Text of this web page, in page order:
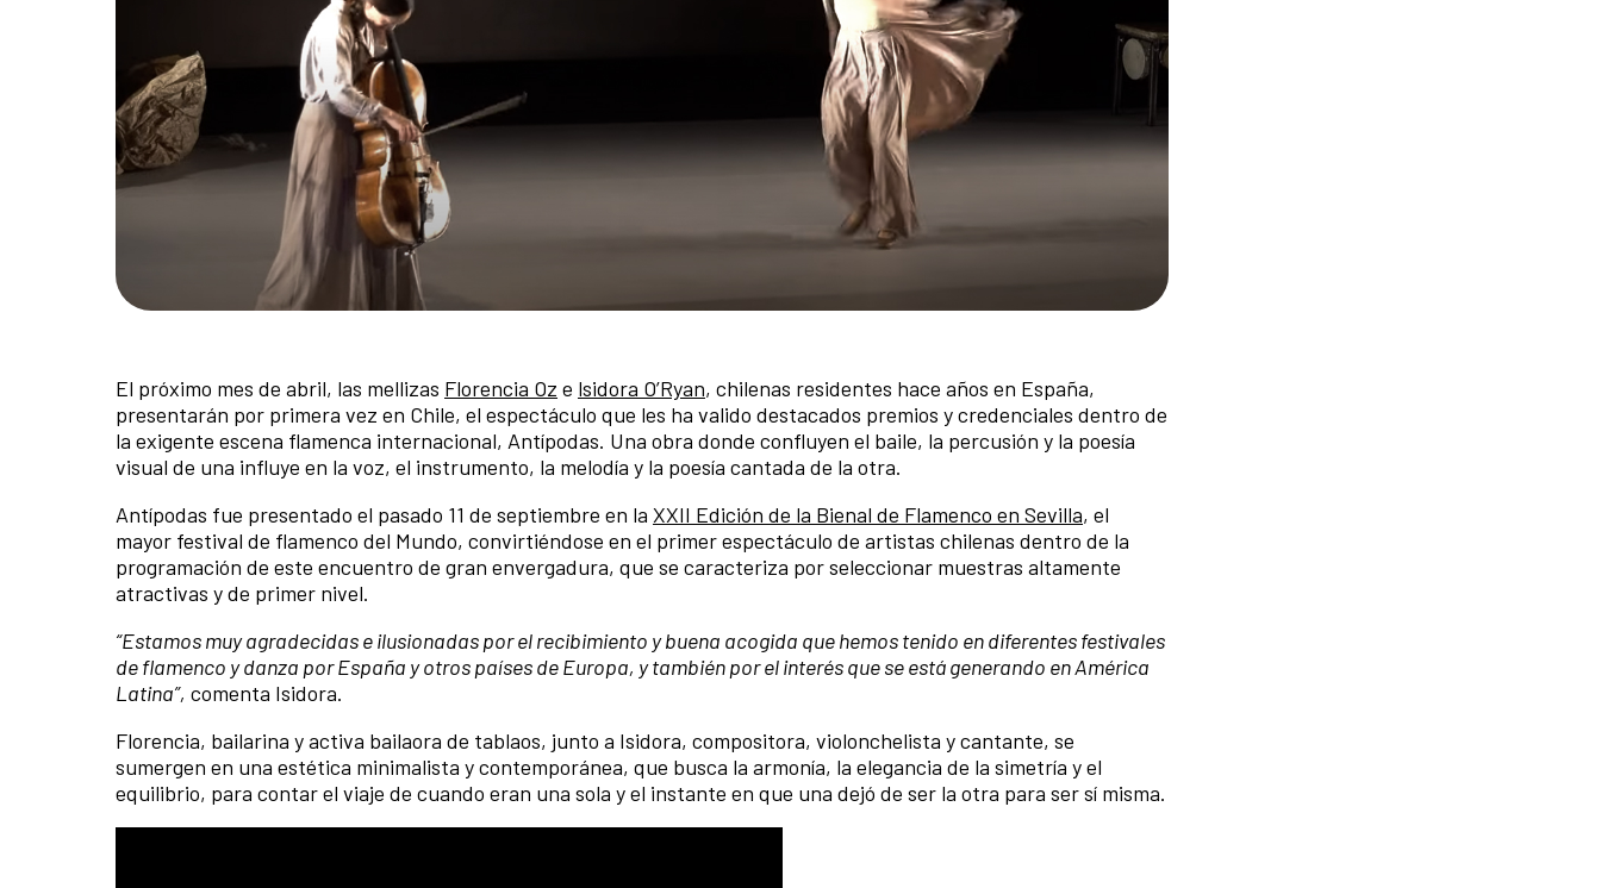
El próximo mes de abril, las mellizas Florencia Oz e lsidora O’Ryan, chilenas residentes hace años en España,
presentarán por primera vez en Chile, el espectáculo que les ha valido destacados premios y credenciales dentro de
la exigente escena flamenca internacional, Antípodas. Una obra donde confluyen el baile, la percusión y la poesía
visual de una influye en la voz, el instrumento, la melodía y la poesía cantada de la otra.
Antípodas fue presentado el pasado 11 de septiembre en la XXII Edición de la Bienal de Flamenco en Sevilla, el
mayor festival de flamenco del Mundo, convirtiéndose en el primer espectáculo de artistas chilenas dentro de la
programación de este encuentro de gran envergadura, que se caracteriza por seleccionar muestras altamente
atractivas y de primer nivel.
“Estamos muy agradecidas e ilusionadas por el recibimiento y buena acogida que hemos tenido en diferentes festivales
de flamenco y danza por España y otros países de Europa, y también por el interés que se está generando en América
Latina”, comenta Isidora.
Florencia, bailarina y activa bailaora de tablaos, junto a Isidora, compositora, violonchelista y cantante, se
sumergen en una estética minimalista y contemporánea, que busca la armonía, la elegancia de la simetría y el
equilibrio, para contar el viaje de cuando eran una sola y el instante en que una dejó de ser la otra para ser sí misma.